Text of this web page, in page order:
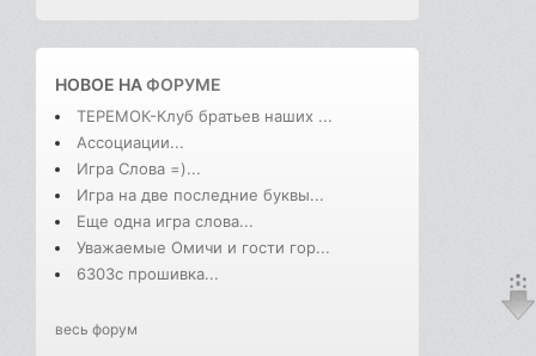
НОВОЕ НАФОРУМЕ
ТЕРЕМОК-Клуб братьев наших ...
Ассоциации...
Игра Слова =)...
Игра на две последние буквы...
Еще одна игра слова...
Уважаемые Омичи и гости гор...
6303с прошивка...
весь форум